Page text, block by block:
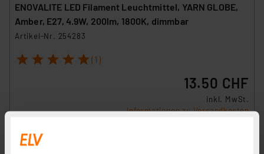
ENOVALITE LED Filament Leuchtmittel, YARN GLOBE,
Amber, E27, 4.9W, 200lm, 1800K, dimmbar
Artikel-Nr. 254283
1 2 3 4 5 (1)
13.50 CHF
inkl. MwSt.
Informationen zu Versandkosten